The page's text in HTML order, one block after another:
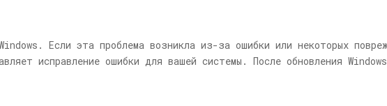
Если эта проблема возникла из-за ошибки или некоторых
исправление ошибки для вашей системы. После обновления